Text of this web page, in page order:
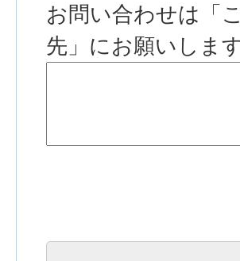
お問い合わせは「
先」にお願いします